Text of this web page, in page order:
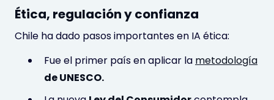
Ética, regulación y confianza
Chile ha dado pasos importantes en IA ética:
Fue el primer país en aplicar la metodología
de UNESCO.